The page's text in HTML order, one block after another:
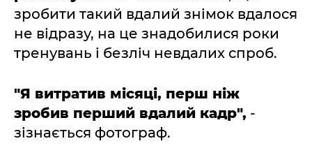
зробити такий вдалий знімок вдалося
не відразу, на це знадобилися роки
тренувань і безліч невдалих спроб.
"Я витратив місяці, перш ніж
зробив перший вдалий кадр", -
зізнається фотограф.